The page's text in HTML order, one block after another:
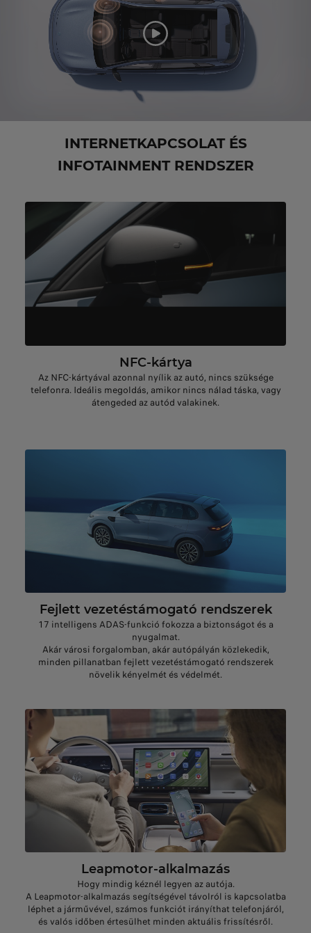
INTERNETKAPCSOLAT ÉS
INFOTAINMENT RENDSZER
NFC-kártya
Az NFC-kártyával azonnal nyílik az autó, nincs szüksége
telefonra. Ideális megoldás, amikor nincs nálad táska, vagy
átengeded az autód valakinek.
Fejlett vezetéstámogató rendszerek
17 intelligens ADAS-funkció fokozza a biztonságot és a
nyugalmat.
Akár városi forgalomban, akár autópályán közlekedik,
minden pillanatban fejlett vezetéstámogató rendszerek
növelik kényelmét és védelmét.
Leapmotor-alkalmazás
Hogy mindig kéznél legyen az autója.
A Leapmotor-alkalmazás segítségével távolról is kapcsolatba
léphet a járművével, számos funkciót irányíthat telefonjáról,
és valós időben értesülhet minden aktuális frissítésről.